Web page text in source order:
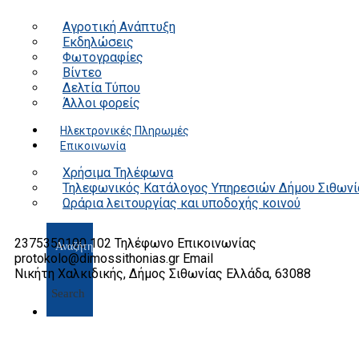
Αγροτική Ανάπτυξη
Εκδηλώσεις
Φωτογραφίες
Βίντεο
Δελτία Τύπου
Άλλοι φορείς
Ηλεκτρονικές Πληρωμές
Επικοινωνία
Χρήσιμα Τηλέφωνα
Τηλεφωνικός Κατάλογος Υπηρεσιών Δήμου
Ωράρια λειτουργίας και υποδοχής κοινού
Search
2375350100 102 Τηλέφωνο Επικοινωνίας
protokolo@dimossithonias.gr Email
Νικήτη Χαλκιδικής, Δήμος Σιθωνίας Ελλάδα, 63088